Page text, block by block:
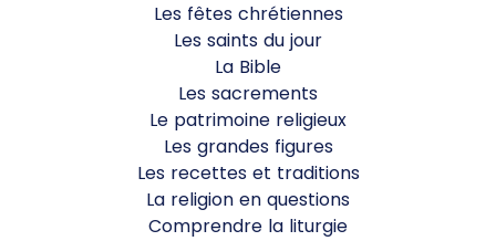
Les fêtes chrétiennes
Les saints du jour
La Bible
Les sacrements
Le patrimoine religieux
Les grandes figures
Les recettes et traditions
La religion en questions
Comprendre la liturgie